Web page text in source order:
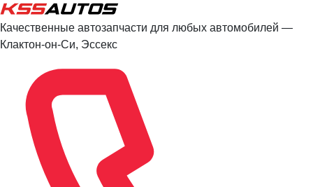
Качественные автозапчасти для любых автомобилей —
Клактон-он-Си, Эссекс